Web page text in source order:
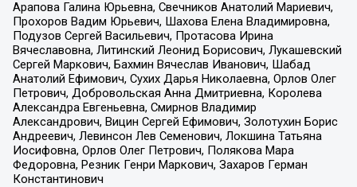
Арапова Галина Юрьевна, Свечников Анатолий Мариевич,
Прохоров Вадим Юрьевич, Шахова Елена Владимировна,
Подузов Сергей Васильевич, Протасова Ирина
Вячеславовна, Литинский Леонид Борисович, Лукашевский
Сергей Маркович, Бахмин Вячеслав Иванович, Шабад
Анатолий Ефимович, Сухих Дарья Николаевна, Орлов Олег
Петрович, Добровольская Анна Дмитриевна, Королева
Александра Евгеньевна, Смирнов Владимир
Александрович, Вицин Сергей Ефимович, Золотухин Борис
Андреевич, Левинсон Лев Семенович, Локшина Татьяна
Иосифовна, Орлов Олег Петрович, Полякова Мара
Федоровна, Резник Генри Маркович, Захаров Герман
Константинович